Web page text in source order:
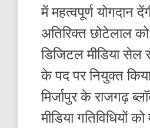
में महत्वपूर्ण योगदान
अतिरिक्त छोटेलाल
डिजिटल मीडिया सेल
के पद पर नियुक्त
मिर्जापुर के राजगढ़
मीडिया गतिविधियों